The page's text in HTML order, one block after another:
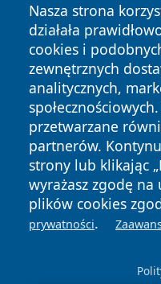
Nasza strona
działała
cookies i
zewnętrznych
analitycznych,
przetwarzane
partnerów.
strony lub klikając
wyrażasz zgodę
plików cookies
prywatności.
Copyright © 2026
News Autorzy